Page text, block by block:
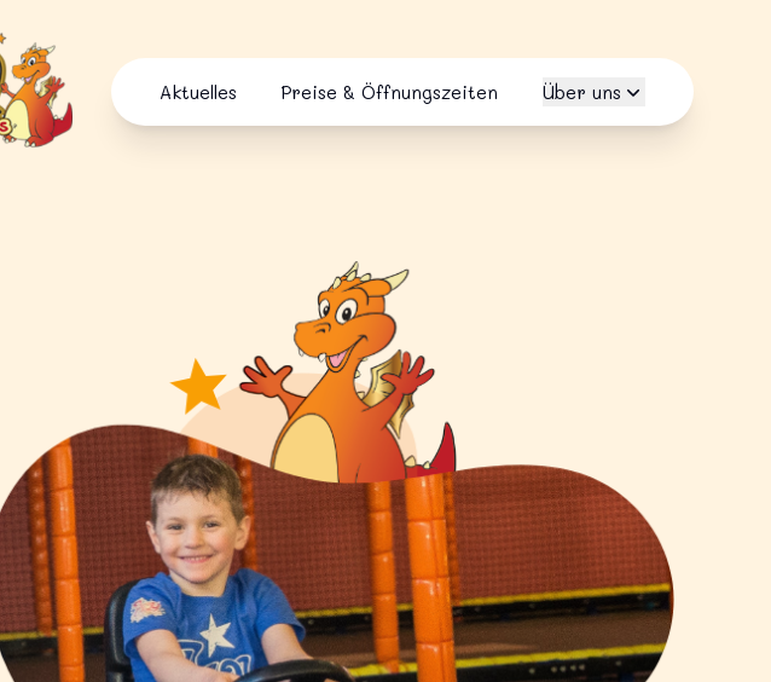
Aktuelles Preise & Öffnungszeiten Über uns